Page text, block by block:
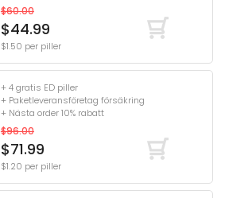
$60.00
$44.99
$1.50 per piller
+ 4 gratis ED piller
+ Paketleveransföretag försäkring
+ Nästa order 10% rabatt
$96.00
$71.99
$1.20 per piller